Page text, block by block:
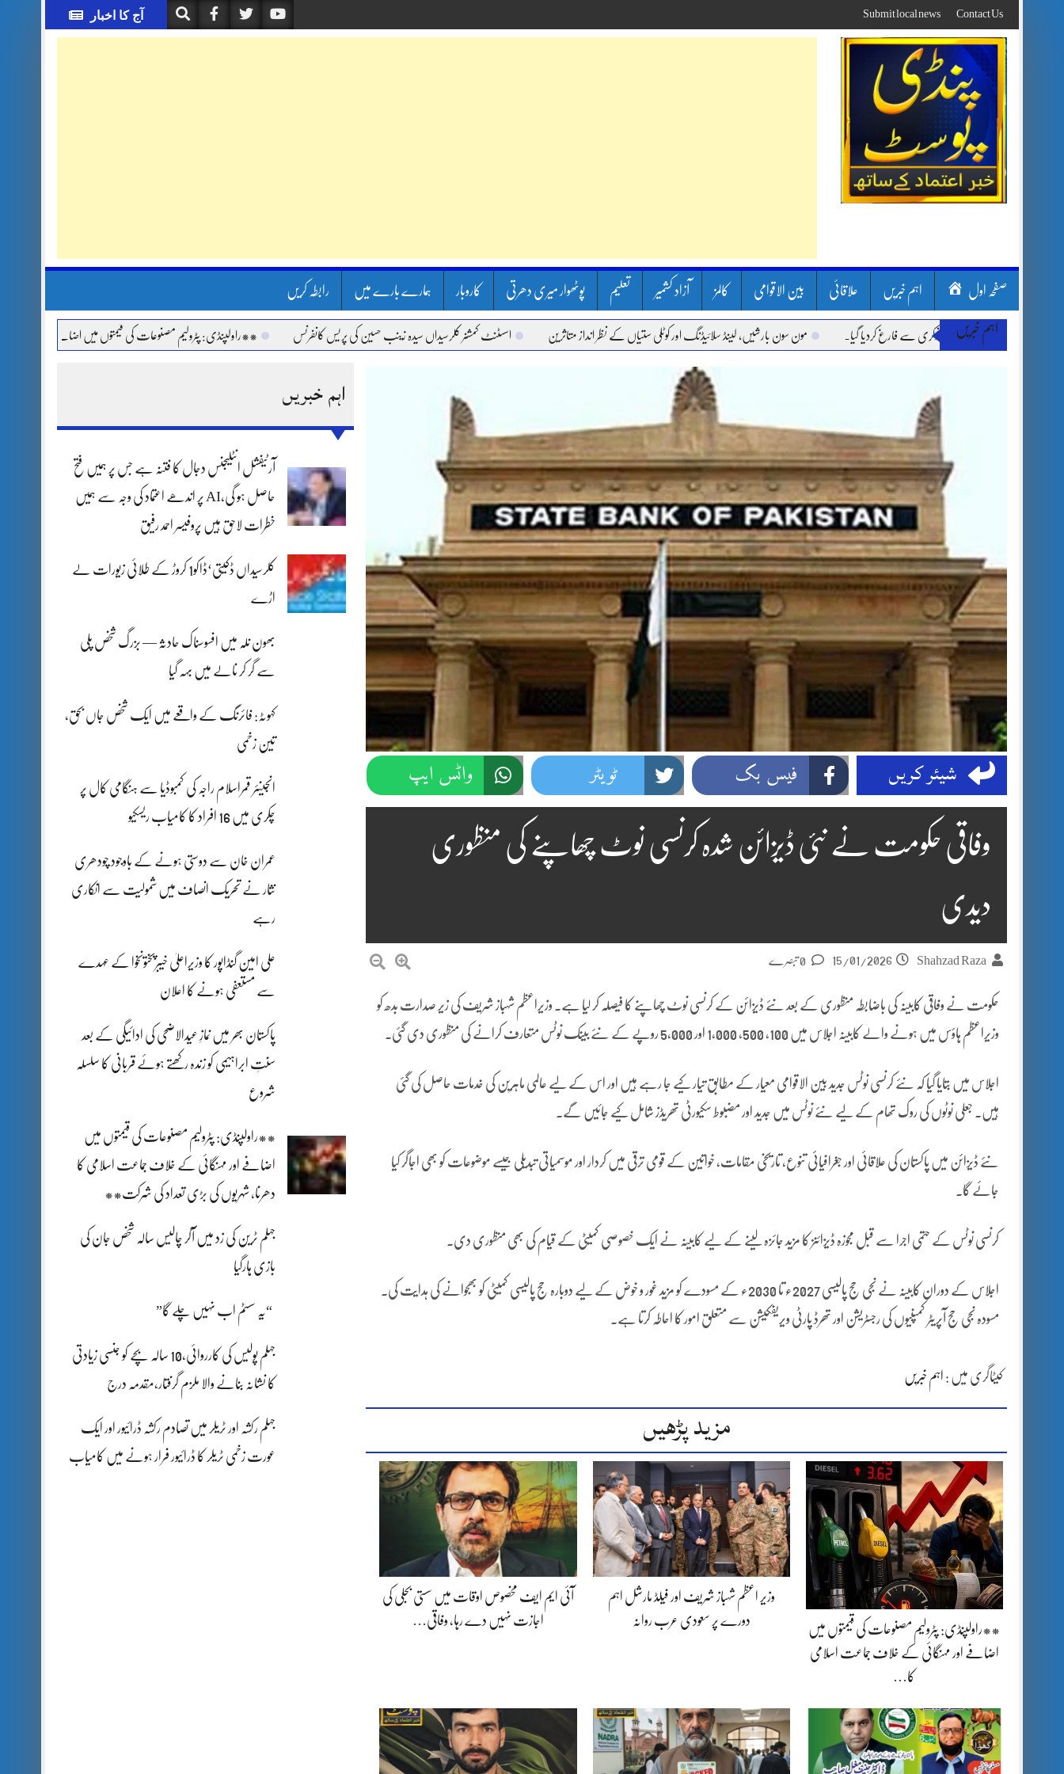
to
content
آج کا اخبار Contact Us
Submit local news
صفحہ اول اہم خبریں علاقائی بین الاقوامی کالمز آزاد کشمیر تعلیم پوٹھوار میری دھرتی کاروبار ہمارے بارے میں رابطہ کریں
اہم خبریں مون سون بارشیں، لینڈ سلائیڈنگ اور کوٹلی ستیاں کے نظر انداز متاثرین اسسٹنٹ کمشنر کلرسیداں سیدہ زینب حسین کی پریس کانفرنس **راولپنڈی: پٹرولیم مصنوعات کی قیمتوں میں اضافے اور مہنگائی کے خلاف
اہم خبریں
آرٹیفشل انٹلیجنس دجال کا فتنہ ہے جس پر ہمیں فتح
حاصل ہو گی،AI پر اندھے اعتماد کی وجہ سے ہمیں
خطرات لاحق ہیں پروفیسر احمد رفیق
کلرسیداں ڈکیتی‘ڈاکو1 کروڑ کے طلائی زیورات لے
اڑے
بھون نلہ میں افسوسناک حادثہ — بزرگ شخص پلی
سے گر کر نالے میں بہہ گیا
کہوٹہ: فائرنگ کے واقعے میں ایک شخص جاں بحق،
تین زخمی
انجینئر قمراسلام راجہ کی کمبوڈیا سے ہنگامی کال پر
چکری میں 16 افراد کا کامیاب ریسکیو
عمران خان سے دوستی ہونے کے باوجود چودھری
نثار نے تحریک انصاف میں شمولیت سے انکاری
رہے
علی امین گنڈاپور کا وزیراعلیٰ خیبرپختونخوا کے عہدے
سے مستعفی ہونے کا اعلان
پاکستان بھر میں نمازِ عیدالاضحی کی ادائیگی کے بعد
سنتِ ابراہیمی کو زندہ رکھتے ہوئے قربانی کا سلسلہ
شروع
**راولپنڈی: پٹرولیم مصنوعات کی قیمتوں میں
اضافے اور مہنگائی کے خلاف جماعت اسلامی کا
دھرنا، شہریوں کی بڑی تعداد کی شرکت**
جہلم ٹرین کی زد میں آکر چالیس سالہ شخص جان کی
بازی ہارگیا
“یہ سسٹم اب نہیں چلے گا”
جہلم پولیس کی کارروائی،10 سالہ بچے کو جنسی زیادتی
کا نشانہ بنانے والا ملزم گرفتار،مقدمہ درج
جہلم رکشہ اور ٹریلر میں تصادم رکشہ ڈرائیور اور ایک
عورت زخمی ٹریلر کا ڈرائیور فرار ہونے میں کامیاب
شیئر کریں فیس بک ٹویٹر واٹس ایپ
وفاقی حکومت نے نئی ڈیزائن شدہ کرنسی نوٹ چھاپنے کی منظوری
دیدی
Shahzad Raza
15/01/2026
حکومت نے وفاقی کابینہ کی باضابطہ منظوری کے بعد نئے ڈیزائن کے کرنسی نوٹ چھاپنے کا فیصلہ کر لیا ہے۔ وزیراعظم شہباز شریف کی زیر صدارت بدھ کو
وزیراعظم ہاؤس میں ہونے والے کابینہ اجلاس میں 100، 500، 1,000 اور 5,000 روپے کے نئے بینک نوٹس متعارف کرانے کی منظوری دی گئی۔
اجلاس میں بتایا گیا کہ نئے کرنسی نوٹس جدید بین الاقوامی معیار کے مطابق تیار کیے جا رہے ہیں اور اس کے لیے عالمی ماہرین کی خدمات حاصل کی گئی
ہیں۔ جعلی نوٹوں کی روک تھام کے لیے نئے نوٹس میں جدید اور مضبوط سکیورٹی تھریڈز شامل کیے جائیں گے۔
نئے ڈیزائن میں پاکستان کی علاقائی اور جغرافیائی تنوع، تاریخی مقامات، خواتین کے قومی ترقی میں کردار اور موسمیاتی تبدیلی جیسے موضوعات کو بھی اجاگر کیا
جائے گا۔
کرنسی نوٹس کے حتمی اجرا سے قبل مجوزہ ڈیزائنز کا مزید جائزہ لینے کے لیے کابینہ نے ایک خصوصی کمیٹی کے قیام کی بھی منظوری دی۔
اجلاس کے دوران کابینہ نے نجی حج پالیسی 2027ء تا 2030ء کے مسودے کو مزید غور و خوض کے لیے دوبارہ حج پالیسی کمیٹی کو بھجوانے کی ہدایت کی۔
مسودہ نجی حج آپریٹر کمپنیوں کی رجسٹریشن اور تھرڈ پارٹی ویریفکیشن سے متعلق امور کا احاطہ کرتا ہے۔
کیٹاگری میں : اہم خبریں
مزید پڑھیں
**راولپنڈی: پٹرولیم مصنوعات کی قیمتوں میں
اضافے اور مہنگائی کے خلاف جماعت اسلامی
کا…
وزیر اعظم شہباز شریف اور فیلڈ مارشل اہم
دورے پر سعودی عرب روانہ
آئی ایم ایف مخصوص اوقات میں سستی بجلی کی
اجازت نہیں دے رہا، وفاقی…